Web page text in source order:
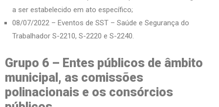
a ser estabelecido em ato específico;
08/07/2022 – Eventos de SST – Saúde e Segurança do
Trabalhador S-2210, S-2220 e S-2240.
Grupo 6 – Entes públicos de âmbito
municipal, as comissões
polinacionais e os consórcios